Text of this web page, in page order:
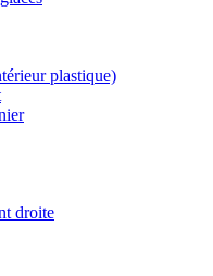
plastique)
droite